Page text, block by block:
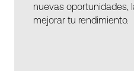
nuevas oportunidades,
mejorar tu rendimiento.